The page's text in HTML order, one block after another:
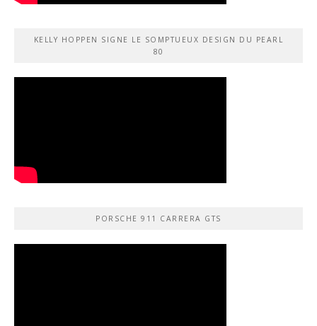
KELLY HOPPEN SIGNE LE SOMPTUEUX DESIGN DU PEARL
80
PORSCHE 911 CARRERA GTS